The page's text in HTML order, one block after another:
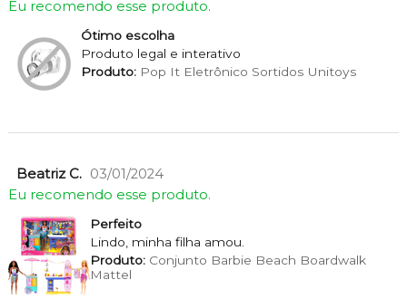
Eu recomendo esse produto.
Ótimo escolha
Produto legal e interativo
Produto:Pop It Eletrônico Sortidos Unitoys
Beatriz C. 03/01/2024
Eu recomendo esse produto.
Perfeito
Lindo, minha filha amou.
Produto:Conjunto Barbie Beach Boardwalk
Mattel